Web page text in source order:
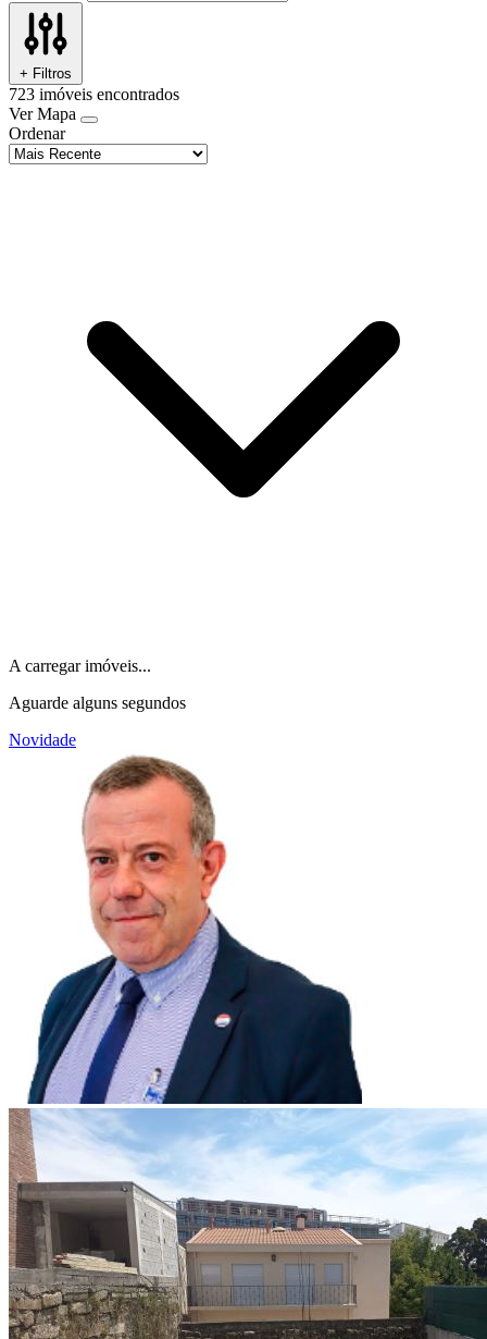
+ Filtros
723 imóveis encontrados
Ver Mapa
Ordenar
A carregar imóveis...
Aguarde alguns segundos
Novidade